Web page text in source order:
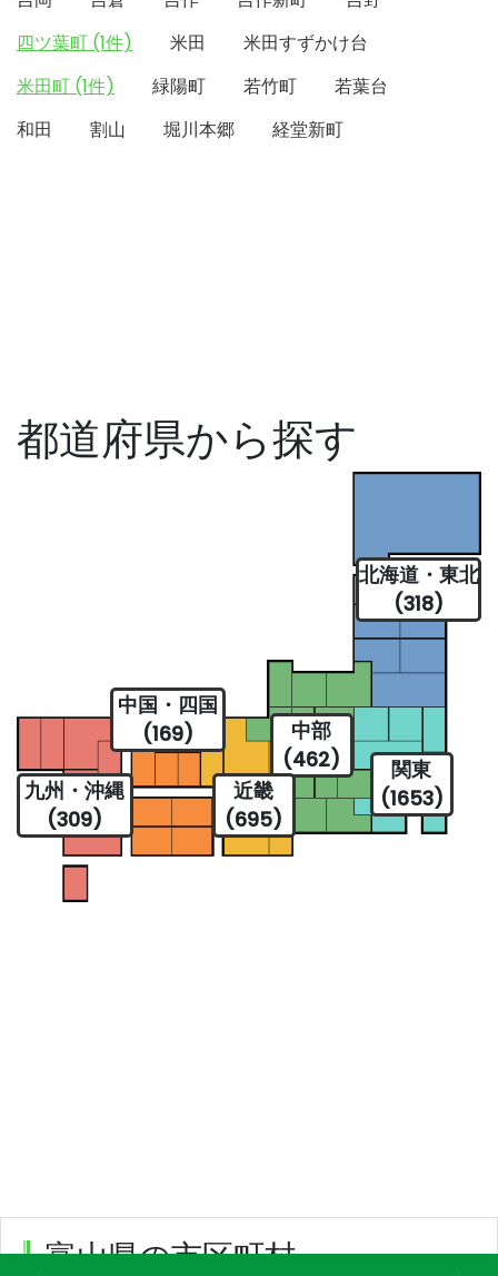
四ツ葉町 (1件)
米田
米田すずかけ台
米田町 (1件)
緑陽町 若竹町
若葉台
和田
割山 堀川本郷 経堂新町
都道府県から探す
北海道・東北
(318)
関東
(1653)
中部
(462)
近畿
(695)
中国・四国
(169)
九州・沖縄
(309)
富山県の市区町村